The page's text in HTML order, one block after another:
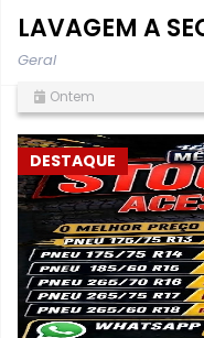
LAVAGEM A
Geral
Ontem
DESTAQUE